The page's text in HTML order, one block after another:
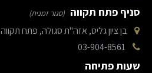
סניף פתח תקווה (סגור זמנית)
בן ציון גליס, אזה"ת סגולה, פתח תקווה
שעות פתיחה